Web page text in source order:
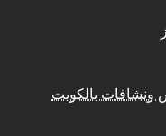
ونشافات بالكويت